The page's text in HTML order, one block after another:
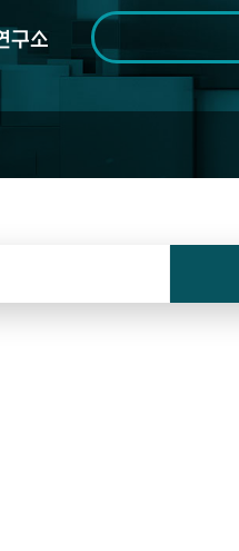
검색범위 전체
기간 전체 1일 1